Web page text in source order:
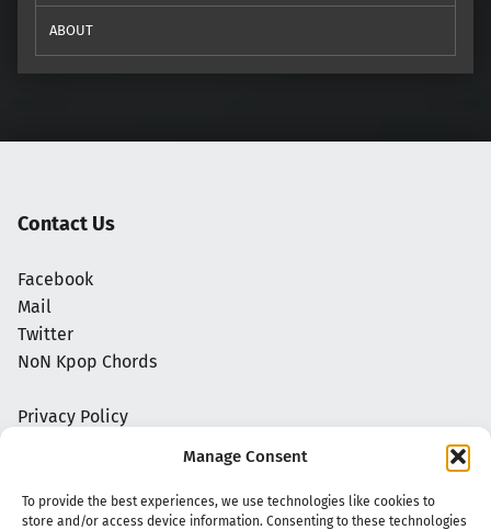
Manage Consent
To provide the best experiences, we use technologies like cookies to
store and/or access device information. Consenting to these technologies
ABOUT
Contact Us
Facebook
Mail
Twitter
NoN Kpop Chords
Privacy Policy